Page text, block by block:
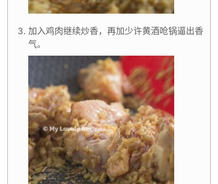
加入鸡肉继续炒香，再加少许黄酒呛锅逼出香
气。